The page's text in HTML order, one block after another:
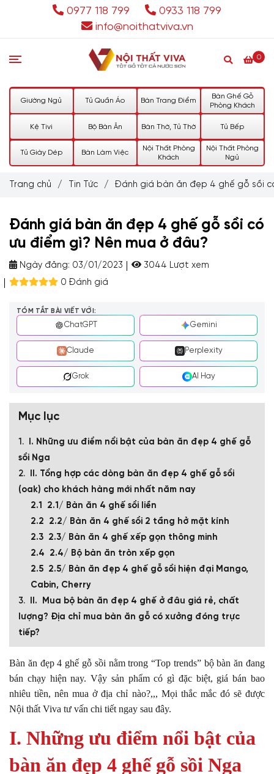
0977 118 799
0933 118 799
info@noithatviva.vn
0
Giường Ngủ Tủ Quần Áo Bàn Trang Điểm
Bàn Ghế Gỗ
Phòng Khách
Kệ Tivi Bộ Bàn Ăn Bàn Thờ, Tủ Thờ Tủ Bếp
Tủ Giày Dép Bàn Làm Việc
Nội Thất Phòng
Khách
Nội Thất Phòng
Ngủ
Trang chủ / Tin Tức / Đánh giá bàn ăn đẹp 4 ghế gỗ sồi
Đánh giá bàn ăn đẹp 4 ghế gỗ sồi có
ưu điểm gì? Nên mua ở đâu?
Ngày đăng: 03/01/2023
3044 Lượt xem
0 Đánh giá
TÓM TẮT BÀI VIẾT VỚI:
ChatGPT Gemini
Claude Perplexity
Grok AI Hay
Mục lục
I. Những ưu điểm nổi bật của bàn ăn đẹp 4 ghế gỗ
sồi Nga
II. Tổng hợp các dòng bàn ăn đẹp 4 ghế gỗ sồi
(oak) cho khách hàng mới nhất năm nay
2.1/ Bàn ăn 4 ghế sồi liền
2.2/ Bàn ăn 4 ghế sồi 2 tầng hở mặt kính
2.3/ Bàn ăn 4 ghế xếp gọn thông minh
2.4/ Bộ bàn ăn tròn xếp gọn
2.5/ Bàn ăn đẹp 4 ghế gỗ sồi hiện đại Mango,
Cabin, Cherry
II. Mua bộ bàn ăn đẹp 4 ghế ở đâu giá rẻ, chất
lượng? Địa chỉ mua bàn ăn gỗ có xưởng đóng trực
tiếp?
Bàn ăn đẹp 4 ghế gỗ sồi nằm trong “Top trends” bộ bàn ăn đang
bán chạy hiện nay. Vậy sản phẩm có gì đặc biệt, giá bán bao
nhiêu tiền, nên mua ở địa chỉ nào?,,, Mọi thắc mắc đó sẽ được
Nội thất Viva tư vấn chi tiết ngay sau đây.
I. Những ưu điểm nổi bật của
bàn ăn đẹp 4 ghế gỗ sồi Nga